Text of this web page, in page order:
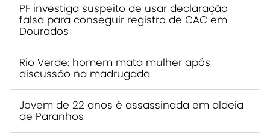
PF investiga suspeito de usar declaração
falsa para conseguir registro de CAC em
Dourados
Rio Verde: homem mata mulher após
discussão na madrugada
Jovem de 22 anos é assassinada em aldeia
de Paranhos